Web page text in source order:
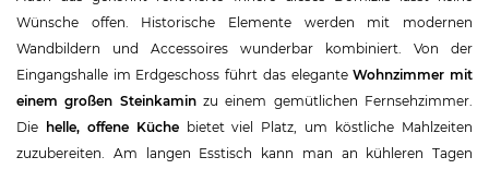
Wünsche offen. Historische Elemente werden mit modernen
Wandbildern und Accessoires wunderbar kombiniert. Von der
Eingangshalle im Erdgeschoss führt das eleganteWohnzimmer mit
einem großen Steinkaminzu einem gemütlichen Fernsehzimmer.
Die helle, offene Küchebietet viel Platz, um köstliche Mahlzeiten
zuzubereiten. Am langen Esstisch kann man an kühleren Tagen